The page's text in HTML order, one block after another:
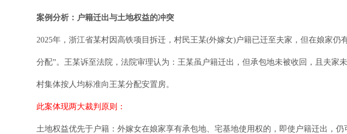
案例分析：户籍迁出与土地权益的冲突
2025年，浙江省某村因高铁项目拆迁，村民王某(外嫁女)户籍已迁至夫家，但在娘家
分配”。王某诉至法院，法院审理认为：王某虽户籍迁出，但承包地未被收回，且夫
村集体按人均标准向王某分配安置房。
此案体现两大裁判原则：
土地权益优先于户籍：外嫁女在娘家享有承包地、宅基地使用权的，即使户籍迁出，仍